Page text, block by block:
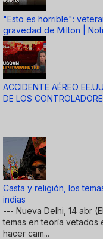
"Esto es horrible":
gravedad de Milton |
ACCIDENTE AÉREO
DE LOS
Casta y religión, los
indias
--- Nueva Delhi, 14 abr
temas en teoría vetados
hacer cam...